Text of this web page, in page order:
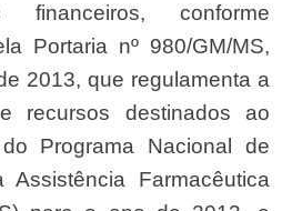
financeiros, conforme
Portaria nº 980/GM/MS,
2013, que regulamenta a
recursos destinados ao
Programa Nacional de
Assistência Farmacêutica